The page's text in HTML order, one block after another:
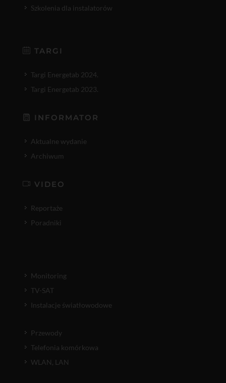
Szkolenia dla instalatorów
TARGI
Targi Energetab 2024.
Targi Energetab 2023.
INFORMATOR
Aktualne wydanie
Archiwum
VIDEO
Reportaże
Poradniki
Monitoring
TV-SAT
Instalacje światłowodowe
Przewody
Telefonia komórkowa
WLAN, LAN